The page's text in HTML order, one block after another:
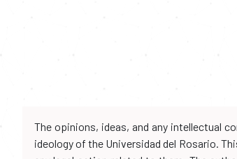
The opinions, ideas, and any intellectual
ideology of the Universidad del Rosario.